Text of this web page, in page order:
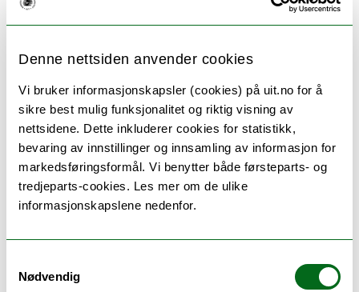
Denne nettsiden anvender cookies
Vi bruker informasjonskapsler (cookies) på uit.no for å
sikre best mulig funksjonalitet og riktig visning av
nettsidene. Dette inkluderer cookies for statistikk,
bevaring av innstillinger og innsamling av informasjon for
markedsføringsformål. Vi benytter både førsteparts- og
tredjeparts-cookies. Les mer om de ulike
informasjonskapslene nedenfor.
Nødvendig
Ansatte ved Seksjon for
prosjektgjennomføring: